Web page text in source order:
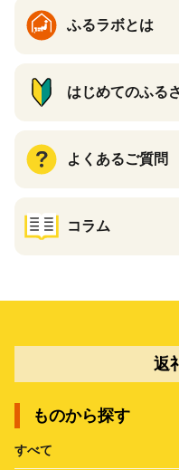
ふるラボとは
はじめてのふる
よくあるご質問
コラム
返
ものから探す
すべて